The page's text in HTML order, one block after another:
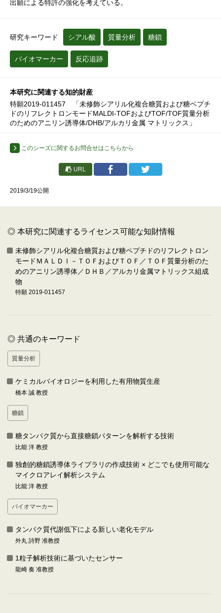
出願による特許の強化を考えている。
研究キーワード シアル酸 質量分析 糖鎖
バイオマーカー 反応追跡
本研究に関連する知的財産
特願2019-011457 「未修飾シアリル化複合糖質および糖ペプチ
ドのリフレクトロンモードMALDI-TOFおよびTOF/TOF質量分析
のためのアニリン誘導体/DHB/アルカリ金属 マトリックス」
このシーズに関するお問合せはこちらから
URL
2019/3/19公開
◎ 本研究に関連するライセンス可能な知財情報
未修飾シアリル化複合糖質および糖ペプチドのリフレクトロン
モードＭＡＬＤＩ－ＴＯＦおよびＴＯＦ／ＴＯＦ質量分析のた
めのアニリン誘導体／ＤＨＢ／アルカリ金属マトリックス組成
物
特願 2019-011457
◎ 共通のキーワード
質量分析
ケミカルバイオロジーを利用した有用物質生産
橋本 誠 教授
糖鎖
糖タンパク質から直接糖鎖パターンを解析する技術
比能 洋 教授
独創的糖鎖誘導体ライブラリの作成技術 × どこでも使用可能な
マイクロアレイ解析システム
比能 洋 教授
バイオマーカー
タンパク質代謝低下による新しい老化モデル
外丸 詩野 准教授
1粒子解析技術に基づいたセンサー
龍崎 奏 准教授